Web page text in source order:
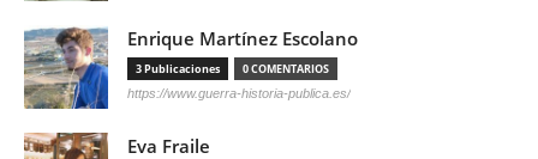
Enrique Martínez Escolano
3 Publicaciones 0 COMENTARIOS
https://www.guerra-historia-publica.es/
Eva Fraile